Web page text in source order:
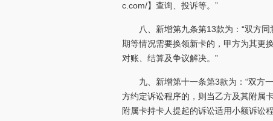
c.com/】查询、投诉等。”
八、新增第九条第13款为：“双方
期等情况需要换领新卡的，甲方为其更
对账、结算及争议解决。”
九、新增第十一条第3款为：“双方
方约定诉讼程序的，则当乙方及其附属
附属卡持卡人提起的诉讼适用小额诉讼